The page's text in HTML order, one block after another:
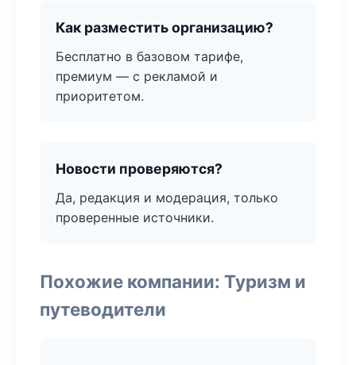
Как разместить организацию?
Бесплатно в базовом тарифе,
премиум — с рекламой и
приоритетом.
Новости проверяются?
Да, редакция и модерация, только
проверенные источники.
Похожие компании: Туризм и
путеводители